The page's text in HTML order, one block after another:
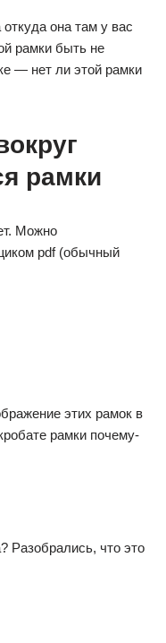
она там у вас
рамки быть не
— нет ли этой рамки
рамки
Можно
pdf (обычный
этих рамок в
рамки почему-
Разобрались, что это